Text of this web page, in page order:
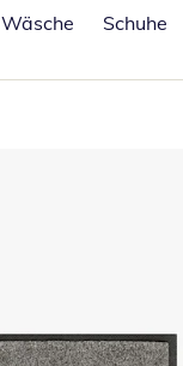
Wäsche Schuhe